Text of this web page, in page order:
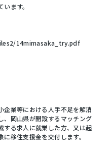
ます。
14mimasaka_try.pdf
企業等における人手不足を解消
、岡山県が開設するマッチング
する求人に就業した方、又は起
移住支援金を交付します。